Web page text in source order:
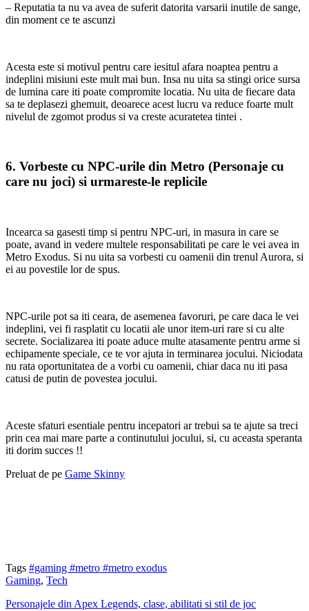
– Reputatia ta nu va avea de suferit datorita varsarii inutile de sange,
din moment ce te ascunzi
Acesta este si motivul pentru care iesitul afara noaptea pentru a
indeplini misiuni este mult mai bun. Insa nu uita sa stingi orice sursa
de lumina care iti poate compromite locatia. Nu uita de fiecare data
sa te deplasezi ghemuit, deoarece acest lucru va reduce foarte mult
nivelul de zgomot produs si va creste acuratetea tintei .
6. Vorbeste cu NPC-urile din Metro (Personaje cu
care nu joci) si urmareste-le replicile
Incearca sa gasesti timp si pentru NPC-uri, in masura in care se
poate, avand in vedere multele responsabilitati pe care le vei avea in
Metro Exodus. Si nu uita sa vorbesti cu oamenii din trenul Aurora, si
ei au povestile lor de spus.
NPC-urile pot sa iti ceara, de asemenea favoruri, pe care daca le vei
indeplini, vei fi rasplatit cu locatii ale unor item-uri rare si cu alte
secrete. Socializarea iti poate aduce multe atasamente pentru arme si
echipamente speciale, ce te vor ajuta in terminarea jocului. Niciodata
nu rata oportunitatea de a vorbi cu oamenii, chiar daca nu iti pasa
catusi de putin de povestea jocului.
Aceste sfaturi esentiale pentru incepatori ar trebui sa te ajute sa treci
prin cea mai mare parte a continutului jocului, si, cu aceasta speranta
iti dorim succes !!
Preluat de pe Game Skinny
Tags #gaming #metro #metro exodus
Gaming, Tech
Personajele din Apex Legends, clase, abilitati si stil de joc